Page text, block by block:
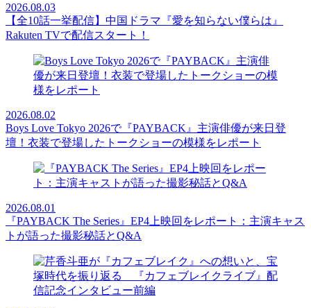
2026.08.03
【全10話一挙配信】中国ドラマ『愛を知らない僕らは』
Rakuten TVで配信スタート！
2026.08.02
Boys Love Tokyo 2026で『PAYBACK』主演俳優が来日登
壇！衣装で登場したトークショーの模様をレポート
2026.08.01
『PAYBACK The Series』EP4上映回をレポート：主演キャス
トが語った撮影秘話とQ&A